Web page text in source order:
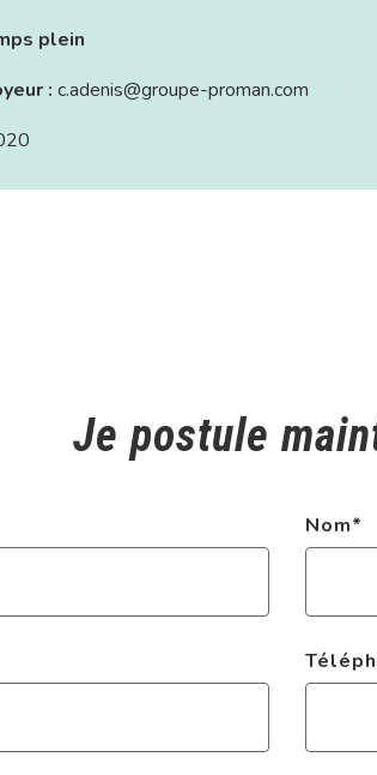
plein
: c.adenis@groupe-proman.com
Je postule
Nom*